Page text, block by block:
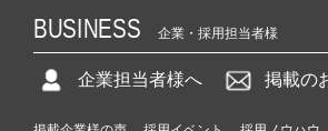
BUSINESS 企業・採用担当者様
企業担当者様へ 掲載の